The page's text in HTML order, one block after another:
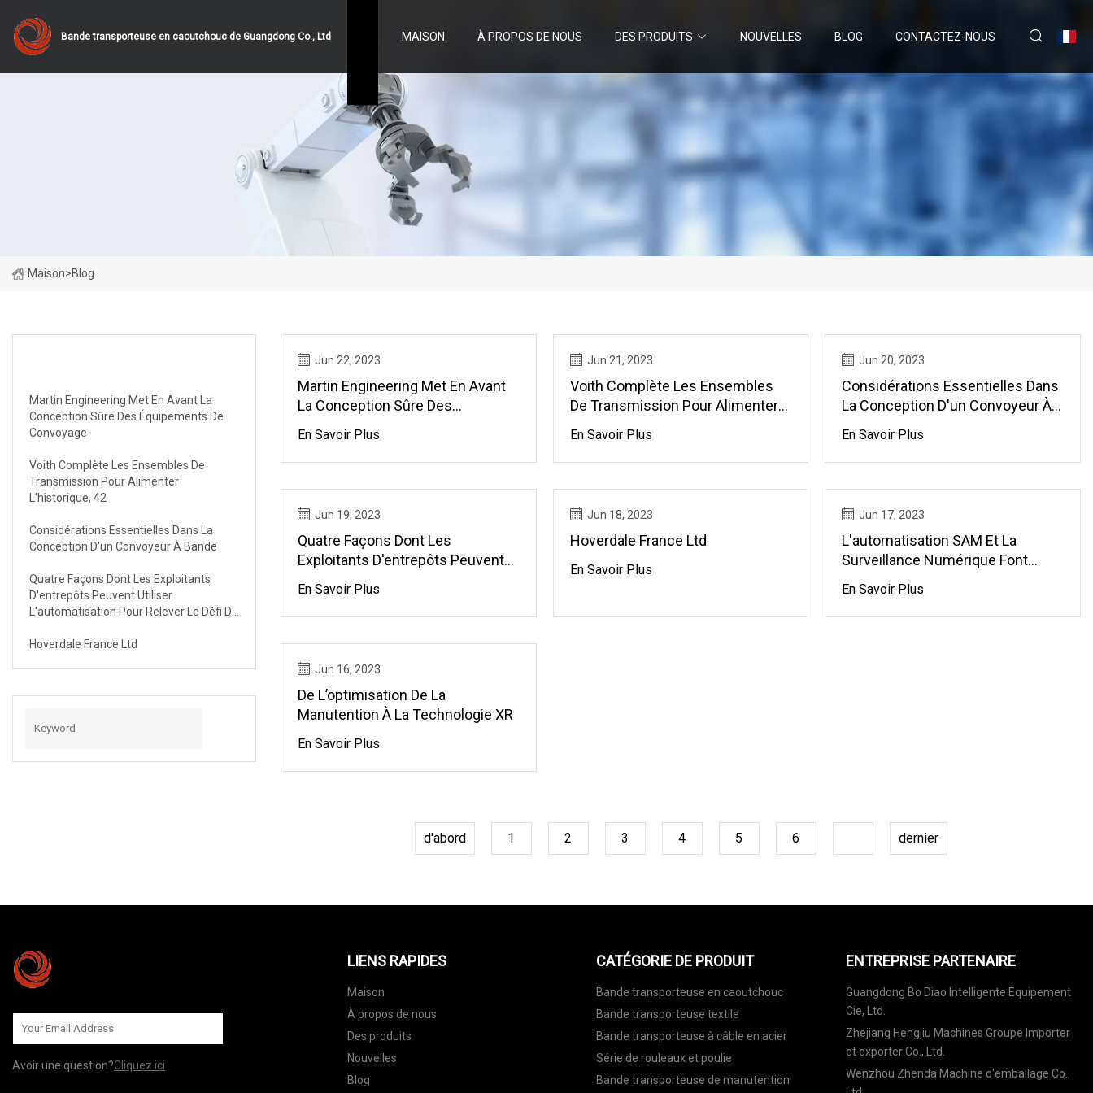
Bande transporteuse en caoutchouc de Guangdong Co., Ltd MAISON À PROPOS DE NOUS DES PRODUITS NOUVELLES BLOG CONTACTEZ-NOUS
Maison>Blog
Martin Engineering Met En Avant La
Conception Sûre Des Équipements De
Convoyage
Voith Complète Les Ensembles De
Transmission Pour Alimenter
L'historique, 42
Considérations Essentielles Dans La
Conception D'un Convoyeur À Bande
Quatre Façons Dont Les Exploitants
D'entrepôts Peuvent Utiliser
L'automatisation Pour Relever Le Défi Du
Hoverdale France Ltd
Jun 22, 2023
Martin Engineering Met En Avant
La Conception Sûre Des
En Savoir Plus
Jun 21, 2023
Voith Complète Les Ensembles
De Transmission Pour Alimenter
En Savoir Plus
Jun 20, 2023
Considérations Essentielles Dans
La Conception D'un Convoyeur À
En Savoir Plus
Jun 19, 2023
Quatre Façons Dont Les
Exploitants D'entrepôts Peuvent
Relever Le Défi Du Travail
En Savoir Plus
Jun 18, 2023
Hoverdale France Ltd
En Savoir Plus
Jun 17, 2023
L'automatisation SAM Et La
Surveillance Numérique Font
Italien
En Savoir Plus
Jun 16, 2023
De L’optimisation De La
Manutention À La Technologie XR
En Savoir Plus
d'abord 1 2 3 4 5 6 dernier
Avoir une question?Cliquez ici
LIENS RAPIDES
Maison
À propos de nous
Des produits
Nouvelles
Blog
CATÉGORIE DE PRODUIT
Bande transporteuse en caoutchouc
Bande transporteuse textile
Bande transporteuse à câble en acier
Série de rouleaux et poulie
Bande transporteuse de manutention
ENTREPRISE PARTENAIRE
Guangdong Bo Diao Intelligente Équipement
Cie, Ltd.
Zhejiang Hengjiu Machines Groupe Importer
et exporter Co., Ltd.
Wenzhou Zhenda Machine d'emballage Co.,